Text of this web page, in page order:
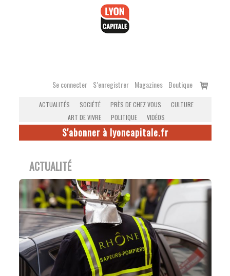
Se connecter S’enregistrer Magazines Boutique
Voir
ACTUALITÉS SOCIÉTÉ PRÈS DE CHEZ VOUS
CULTURE
ART DE VIVRE
POLITIQUE VIDÉOS
S'abonner à lyoncapitale.fr
ACTUALITÉ